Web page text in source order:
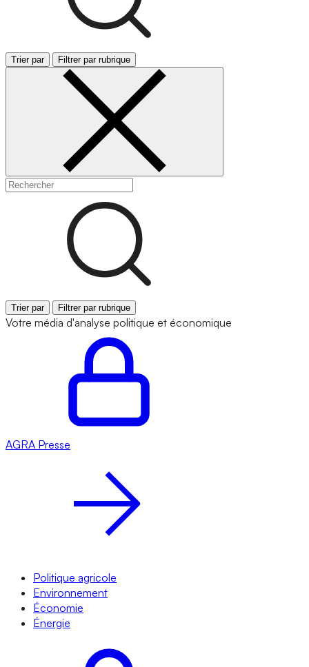
Trier par Filtrer par rubrique
Trier par Filtrer par rubrique
Votre média d'analyse politique et économique
AGRA Presse
Politique agricole
Environnement
Économie
Énergie